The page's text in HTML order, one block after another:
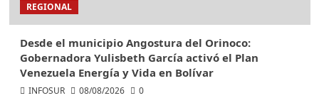
REGIONAL
Desde el municipio Angostura del Orinoco:
Gobernadora Yulisbeth García activó el Plan
Venezuela Energía y Vida en Bolívar
INFOSUR 08/08/2026 0